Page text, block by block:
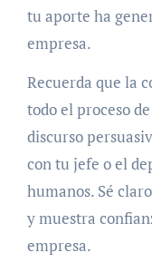
tu aporte ha
empresa.
Recuerda que la
todo el proceso
discurso
con tu jefe o el
humanos. Sé
y muestra
empresa.